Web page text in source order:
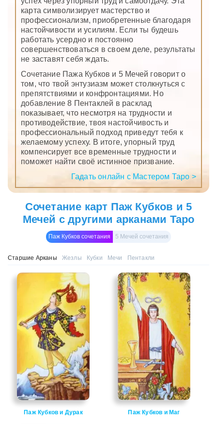
карта символизирует мастерство и
профессионализм, приобретенные благодаря
настойчивости и усилиям. Если ты будешь
работать усердно и постоянно
совершенствоваться в своем деле, результаты
не заставят себя ждать.
Сочетание Пажа Кубков и 5 Мечей говорит о
том, что твой энтузиазм может столкнуться с
препятствиями и конфронтациями. Но
добавление 8 Пентаклей в расклад
показывает, что несмотря на трудности и
противодействие, твоя настойчивость и
профессиональный подход приведут тебя к
желаемому успеху. В итоге, упорный труд
компенсирует все временные трудности и
поможет найти своё истинное призвание.
Гадать онлайн с Мастером Таро >
Сочетание карт Паж Кубков и 5
Мечей с другими арканами Таро
Паж Кубков сочетания 5 Мечей сочетания
Старшие Арканы Жезлы Кубки Мечи Пентакли
Паж Кубков и Дурак Паж Кубков и Маг